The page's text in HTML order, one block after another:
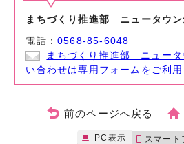
まちづくり推進部 ニュータウン
電話：0568-85-6048
まちづくり推進部 ニュータ
い合わせは専用フォームをご利用
前のページへ戻る
PC表示 スマート